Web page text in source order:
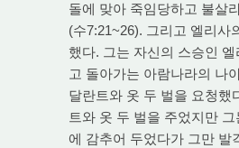
돌에 맞아 죽임당하고 불살
(수7:21~26). 그리고 엘리사
했다. 그는 자신의 스승인
고 돌아가는 아람나라의 나
달란트와 옷 두 벌을 요청했
트와 옷 두 벌을 주었지만
에 감추어 두었다가 그만 발